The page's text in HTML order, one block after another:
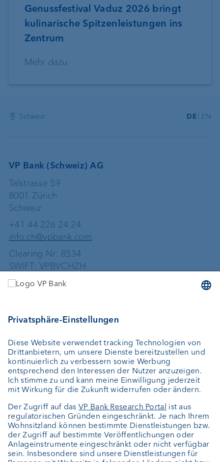
Genussfestival Vaduz 2026 bringt
kulinarische Spitzenleistungen ins
Zentrum
Mehr dazu
Schweiz DE EN
VP Bank (Schweiz) AG
Talstrasse 59
8001 Zürich
Schweiz
+41 44 226 24 24
info.ch@vpbank.com
Clearing Nr: 8534
SWIFT: VPBVCHZH
Geld anlegen
Vermögensverwaltung
Vermögensplanung
Externer Vermögensverwalter
Private Label Fonds
Investment Consulting
Über uns
Portrait
Jobs
News
Kundenfeedback